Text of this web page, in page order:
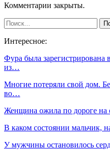
Комментарии закрыты.
Интересное:
Фура была зарегистрирована
из…
Многие потеряли свой дом.
во…
Женщина ожила по дороге на
В каком состоянии мальчик,
У мужчины остановилось